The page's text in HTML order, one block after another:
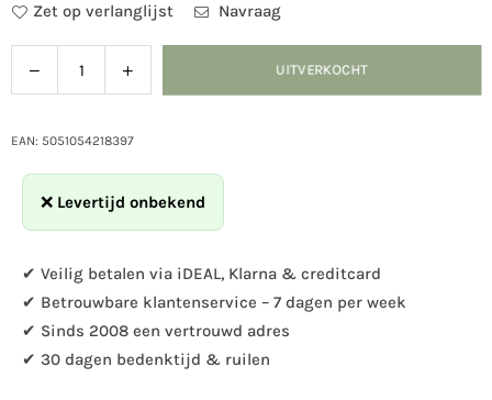
Zet op verlanglijst Navraag
Hoeveelheid
Verlaag
de
voor
Suraj
Verhoog
de
voor
Suraj
UITVERKOCHT
EAN: 5051054218397
❌ Levertijd onbekend
✔ Veilig betalen via iDEAL, Klarna & creditcard
✔ Betrouwbare klantenservice – 7 dagen per week
✔ Sinds 2008 een vertrouwd adres
✔ 30 dagen bedenktijd & ruilen